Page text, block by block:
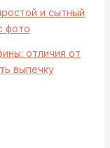
и сытный
фото
отличия от
выпечку